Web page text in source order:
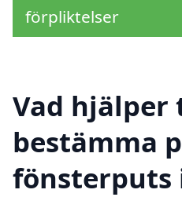
förpliktelser
Vad
bestämma
fönsterputs